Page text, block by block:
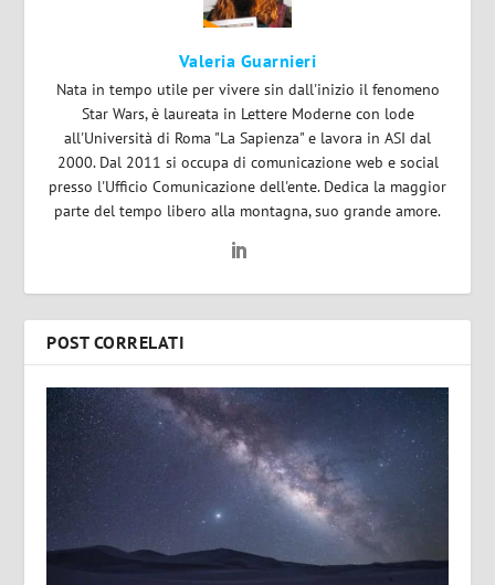
Valeria Guarnieri
Nata in tempo utile per vivere sin dall'inizio il fenomeno
Star Wars, è laureata in Lettere Moderne con lode
all'Università di Roma "La Sapienza" e lavora in ASI dal
2000. Dal 2011 si occupa di comunicazione web e social
presso l'Ufficio Comunicazione dell'ente. Dedica la maggior
parte del tempo libero alla montagna, suo grande amore.
POST CORRELATI